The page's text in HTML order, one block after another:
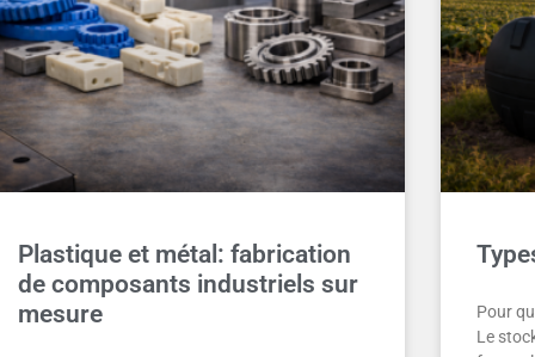
Plastique et métal: fabrication
de composants industriels sur
mesure
Pour
Le